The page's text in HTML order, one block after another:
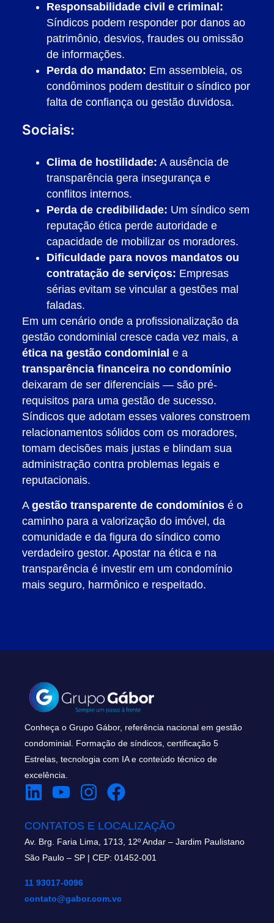
Responsabilidade civil e criminal:
Síndicos podem responder por danos ao
patrimônio, desvios, fraudes ou omissão
de informações.
Perda do mandato: Em assembleia, os
condôminos podem destituir o síndico por
falta de confiança ou gestão duvidosa.
Sociais:
Clima de hostilidade: A ausência de
transparência gera insegurança e
conflitos internos.
Perda de credibilidade: Um síndico sem
reputação ética perde autoridade e
capacidade de mobilizar os moradores.
Dificuldade para novos mandatos ou
contratação de serviços: Empresas
sérias evitam se vincular a gestões mal
faladas.
Em um cenário onde a profissionalização da
gestão condominial cresce cada vez mais, a
ética na gestão condominial e a
transparência financeira no condomínio
deixaram de ser diferenciais — são pré-
requisitos para uma gestão de sucesso.
Síndicos que adotam esses valores constroem
relacionamentos sólidos com os moradores,
tomam decisões mais justas e blindam sua
administração contra problemas legais e
reputacionais.
A gestão transparente de condomíniosé o
caminho para a valorização do imóvel, da
comunidade e da figura do síndico como
verdadeiro gestor. Apostar na ética e na
transparência é investir em um condomínio
mais seguro, harmônico e respeitado.
Conheça o Grupo Gábor, referência nacional em gestão
condominial. Formação de síndicos, certificação 5
Estrelas, tecnologia com IA e conteúdo técnico de
excelência.
CONTATOS E LOCALIZAÇÃO
Av. Brg. Faria Lima, 1713, 12º Andar – Jardim Paulistano
São Paulo – SP | CEP: 01452-001
11 93017-0096
contato@gabor.com.vc